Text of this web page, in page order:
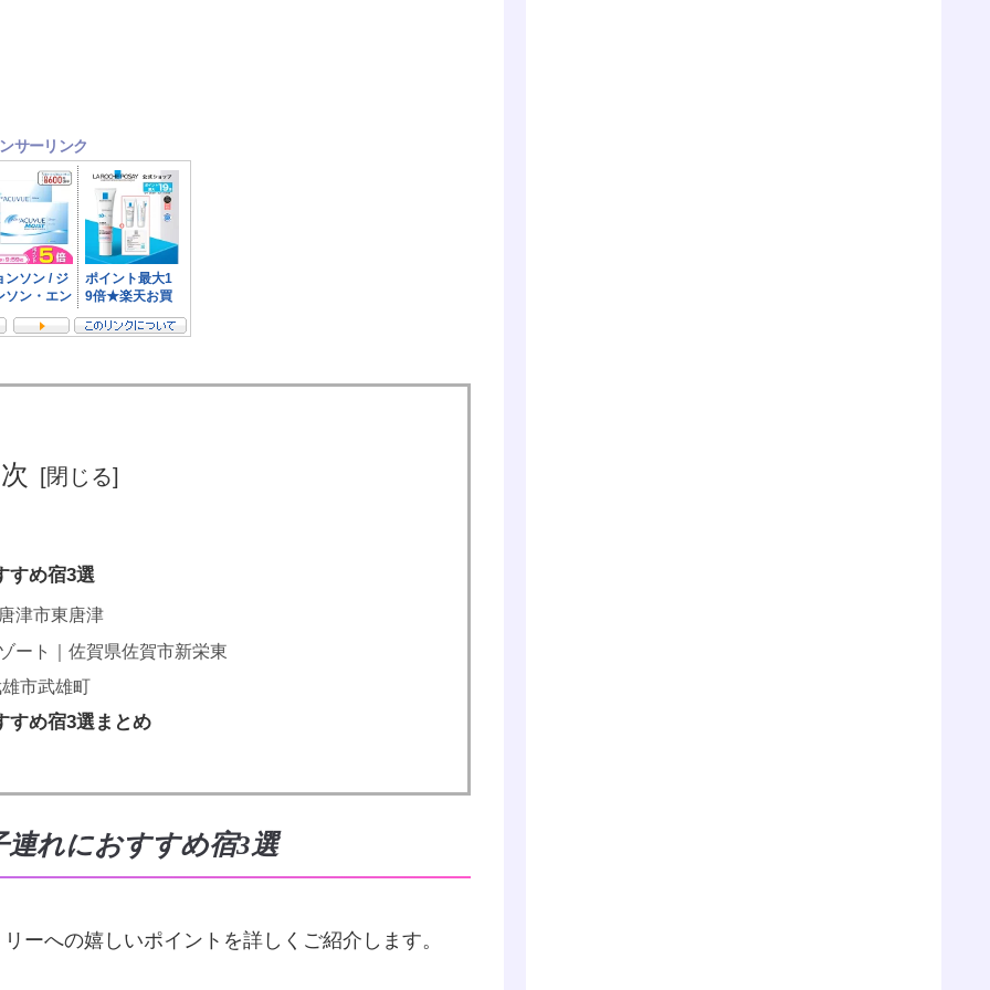
サーリンク
すめ宿3選
津市東唐津
ート｜佐賀県佐賀市新栄東
市武雄町
すめ宿3選まとめ
れにおすすめ宿3選
ーへの嬉しいポイントを詳しくご紹介します。